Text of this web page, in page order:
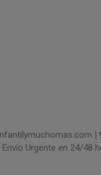
|
Envío Urgente en 24/48